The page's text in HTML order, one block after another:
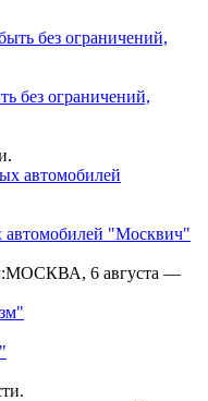
без ограничений,
автомобилей "Москвич"
6 августа —